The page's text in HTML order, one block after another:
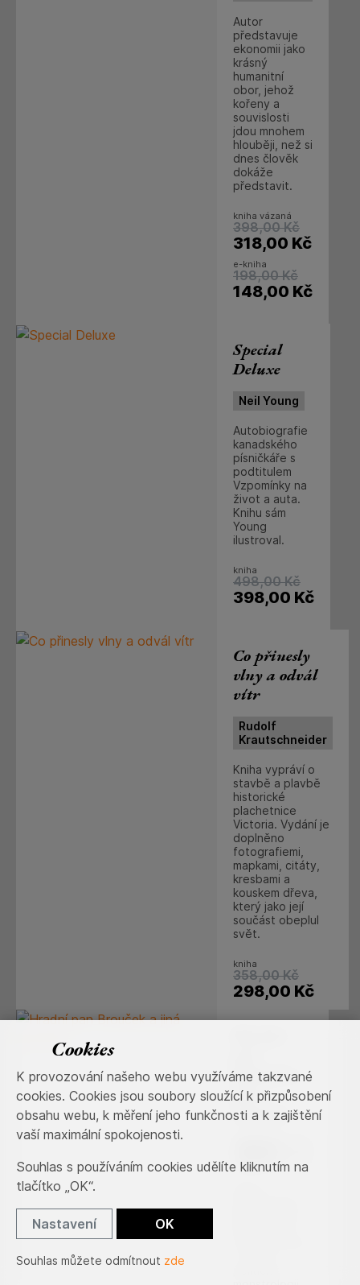
Autor
představuje
ekonomii jako
krásný
humanitní
obor, jehož
kořeny a
souvislosti
jdou mnohem
hlouběji, než si
dnes člověk
dokáže
představit.
kniha vázaná
398,00 Kč
318,00 Kč
e-kniha
198,00 Kč
148,00 Kč
Special
Deluxe
Neil Young
Autobiografie
kanadského
písničkáře s
podtitulem
Vzpomínky na
život a auta.
Knihu sám
Young
ilustroval.
kniha
498,00 Kč
398,00 Kč
Co přinesly
vlny a odvál
vítr
Rudolf
Krautschneider
Kniha vypráví o
stavbě a plavbě
historické
plachetnice
Victoria. Vydání je
doplněno
fotografiemi,
mapkami, citáty,
kresbami a
kouskem dřeva,
který jako její
součást obeplul
svět.
kniha
358,00 Kč
298,00 Kč
Brouček a
jiná
monstra
Němec
Cookies
K provozování našeho webu využíváme takzvané
cookies. Cookies jsou soubory sloužící k přizpůsobení
obsahu webu, k měření jeho funkčnosti a k zajištění
vaší maximální spokojenosti.
Souhlas s používáním cookies udělíte kliknutím na
tlačítko „OK“.
Nastavení OK
Souhlas můžete odmítnout zde